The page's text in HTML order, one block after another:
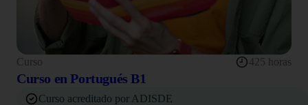
Curso 425 horas
Curso en Portugués B1
Curso acreditado por ADISDE